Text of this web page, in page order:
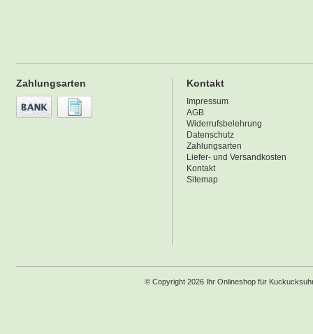
Zahlungsarten Kontakt
Impressum
AGB
Widerrufsbelehrung
Datenschutz
Zahlungsarten
Liefer- und Versandkosten
Kontakt
Sitemap
© Copyright 2026 Ihr Onlineshop für